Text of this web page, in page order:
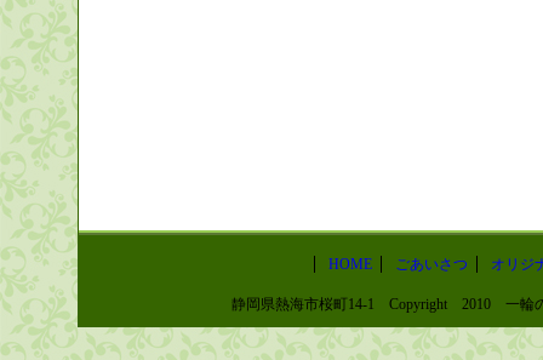
HOME ごあいさつ オリジ
静岡県熱海市桜町14-1 Copyright 2010 一輪